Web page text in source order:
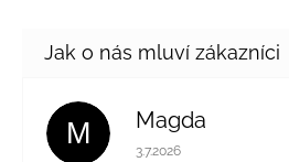
M Magda
Hodnocení obchodu
3.7.2026